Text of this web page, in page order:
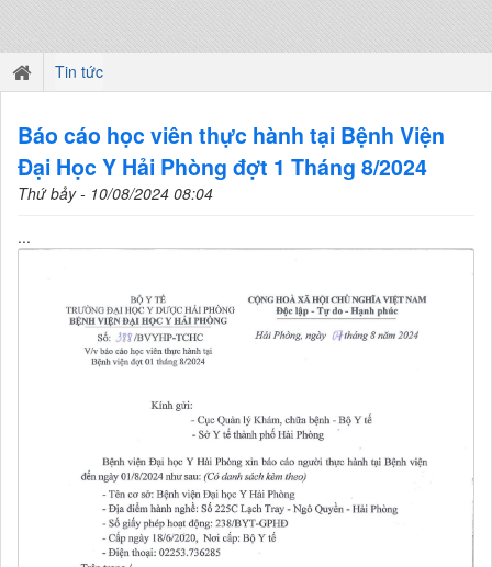
Tin tức
Báo cáo học viên thực hành tại Bệnh Viện
Đại Học Y Hải Phòng đợt 1 Tháng 8/2024
Thứ bảy - 10/08/2024 08:04
...